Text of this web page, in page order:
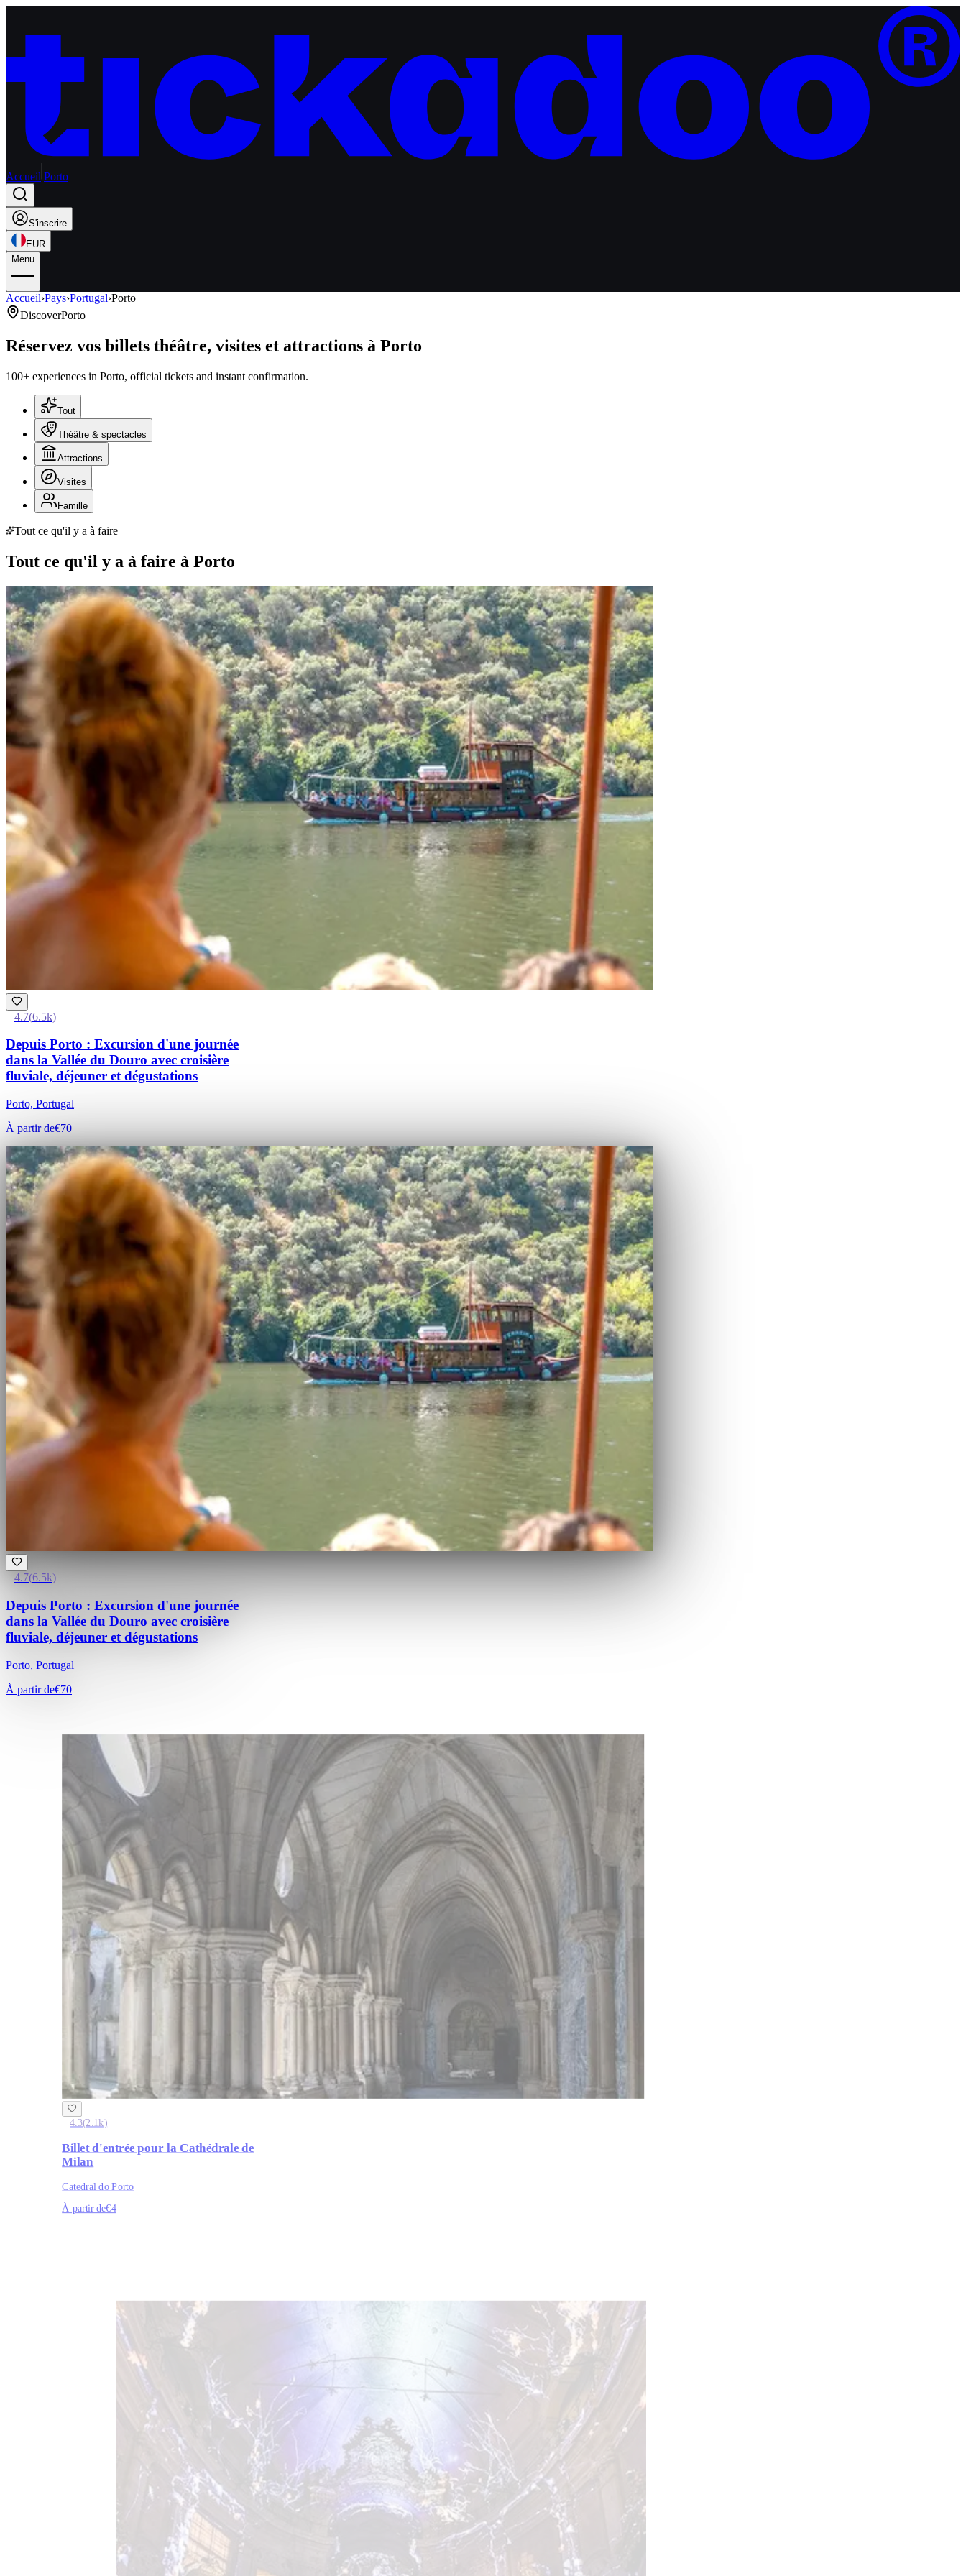
Accueil Porto
S'inscrire
EUR
Menu
Accueil›Pays›Portugal›Porto
DiscoverPorto
Réservez vos billets théâtre, visites et attractions à Porto
100+ experiences in Porto, official tickets and instant confirmation.
Tout
Théâtre & spectacles
Attractions
Visites
Famille
Tout ce qu'il y a à faire
Tout ce qu'il y a à faire à Porto
4.7(6.5k)
Depuis Porto : Excursion d'une journée
dans la Vallée du Douro avec croisière
fluviale, déjeuner et dégustations
Porto, Portugal
À partir de€70
4.7(6.5k)
Depuis Porto : Excursion d'une journée
dans la Vallée du Douro avec croisière
fluviale, déjeuner et dégustations
Porto, Portugal
À partir de€70
4.3(2.1k)
Billet d'entrée pour la Cathédrale de
Milan
Catedral do Porto
À partir de€4